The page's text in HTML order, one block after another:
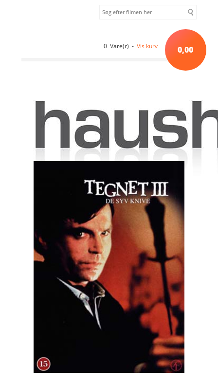
0 Vare(r) - Vis kurv 0,00
Tegnet 3 - de syv knive (1981) [DVD]